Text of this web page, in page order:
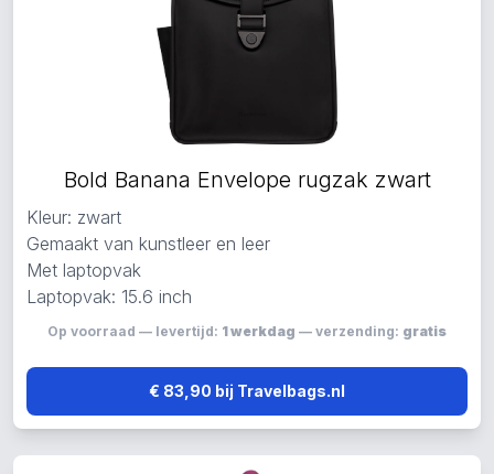
Bold Banana Envelope rugzak zwart
Kleur: zwart
Gemaakt van kunstleer en leer
Met laptopvak
Laptopvak: 15.6 inch
Op voorraad — levertijd: 1 werkdag — verzending: gratis
€ 83,90 bij Travelbags.nl